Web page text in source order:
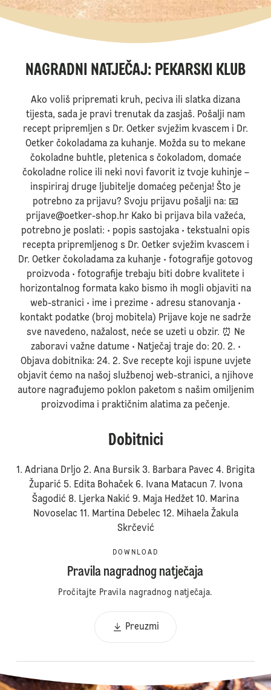
NAGRADNI NATJEČAJ: PEKARSKI KLUB
Ako voliš pripremati kruh, peciva ili slatka dizana
tijesta, sada je pravi trenutak da zasjaš. Pošalji nam
recept pripremljen s Dr. Oetker svježim kvascem i Dr.
Oetker čokoladama za kuhanje. Možda su to mekane
čokoladne buhtle, pletenica s čokoladom, domaće
čokoladne rolice ili neki novi favorit iz tvoje kuhinje –
inspiriraj druge ljubitelje domaćeg pečenja! Što je
potrebno za prijavu? Svoju prijavu pošalji na: 📧
prijave@oetker-shop.hr Kako bi prijava bila važeća,
potrebno je poslati: • popis sastojaka • tekstualni opis
recepta pripremljenog s Dr. Oetker svježim kvascem i
Dr. Oetker čokoladama za kuhanje • fotografije gotovog
proizvoda • fotografije trebaju biti dobre kvalitete i
horizontalnog formata kako bismo ih mogli objaviti na
web-stranici • ime i prezime • adresu stanovanja •
kontakt podatke (broj mobitela) Prijave koje ne sadrže
sve navedeno, nažalost, neće se uzeti u obzir. ⏰ Ne
zaboravi važne datume • Natječaj traje do: 20. 2. •
Objava dobitnika: 24. 2. Sve recepte koji ispune uvjete
objavit ćemo na našoj službenoj web-stranici, a njihove
autore nagrađujemo poklon paketom s našim omiljenim
proizvodima i praktičnim alatima za pečenje.
Dobitnici
1. Adriana Drljo 2. Ana Bursik 3. Barbara Pavec 4. Brigita
Župarić 5. Edita Bohaček 6. Ivana Matacun 7. Ivona
Šagodić 8. Ljerka Nakić 9. Maja Hedžet 10. Marina
Novoselac 11. Martina Debelec 12. Mihaela Žakula
Skrčević
DOWNLOAD
Pravila nagradnog natječaja
Pročitajte Pravila nagradnog natječaja.
Preuzmi